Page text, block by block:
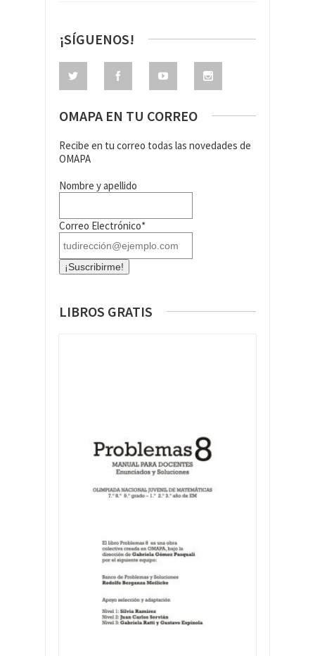
¡SÍGUENOS!
OMAPA EN TU CORREO
Recibe en tu correo todas las novedades de
OMAPA
Nombre y apellido
Correo Electrónico*
LIBROS GRATIS